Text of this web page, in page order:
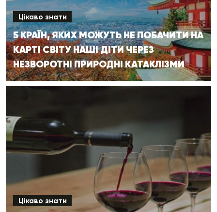
Цікаво знати
5 КРАЇН, ЯКИХ МОЖУТЬ НЕ ПОБАЧИТИ НА
КАРТІ СВІТУ НАШІ ДІТИ ЧЕРЕЗ
НЕЗВОРОТНІ ПРИРОДНІ КАТАКЛІЗМИ
Цікаво знати